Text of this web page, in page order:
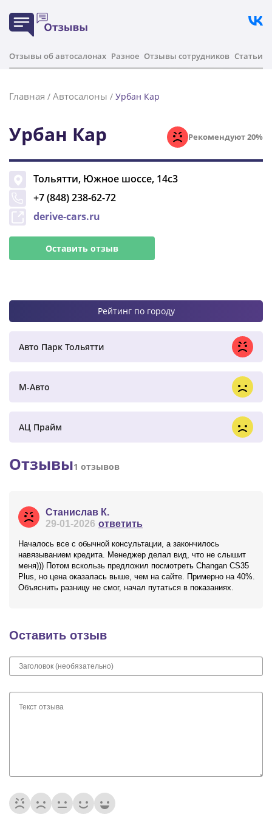
Отзывы об автосалонах Разное Отзывы сотрудников Статьи
Главная / Автосалоны / Урбан Кар
Урбан Кар Рекомендуют 20%
Тольятти, Южное шоссе, 14с3
+7 (848) 238-62-72
derive-cars.ru
Оставить отзыв
Рейтинг по городу
Авто Парк Тольятти
М-Авто
АЦ Прайм
Отзывы1 отзывов
Станислав К.
29-01-2026 ответить
Началось все с обычной консультации, а закончилось
навязыванием кредита. Менеджер делал вид, что не слышит
меня))) Потом вскользь предложил посмотреть Changan CS35
Plus, но цена оказалась выше, чем на сайте. Примерно на 40%.
Объяснить разницу не смог, начал путаться в показаниях.
Оставить отзыв